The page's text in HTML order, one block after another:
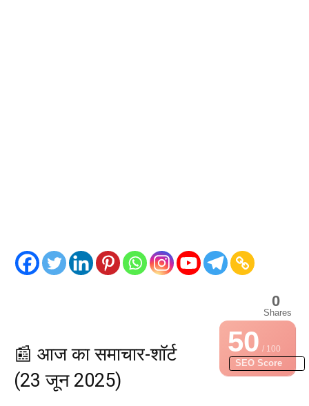
0
Shares
50/ 100
SEO Score
📰 आज का समाचार-शॉर्ट
(23 जून 2025)